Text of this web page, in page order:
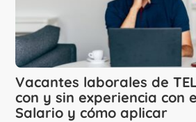
Vacantes laborales de
con y sin experiencia con
Salario y cómo aplicar